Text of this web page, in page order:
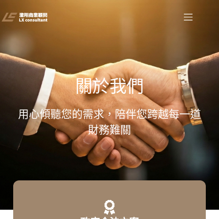
關於我們
用心傾聽您的需求，陪伴您跨越每一道
財務難關